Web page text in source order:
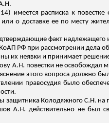
имеется расписка к
о доставке ее по месту
факт надлежащего
РФ при рассмотрении дела
их неявки и принимает
А.Н. повестки не освобождал
этого вопроса должно
правосудия было
защитника Колодяжного С.Н. на
А.Н. действительно не был